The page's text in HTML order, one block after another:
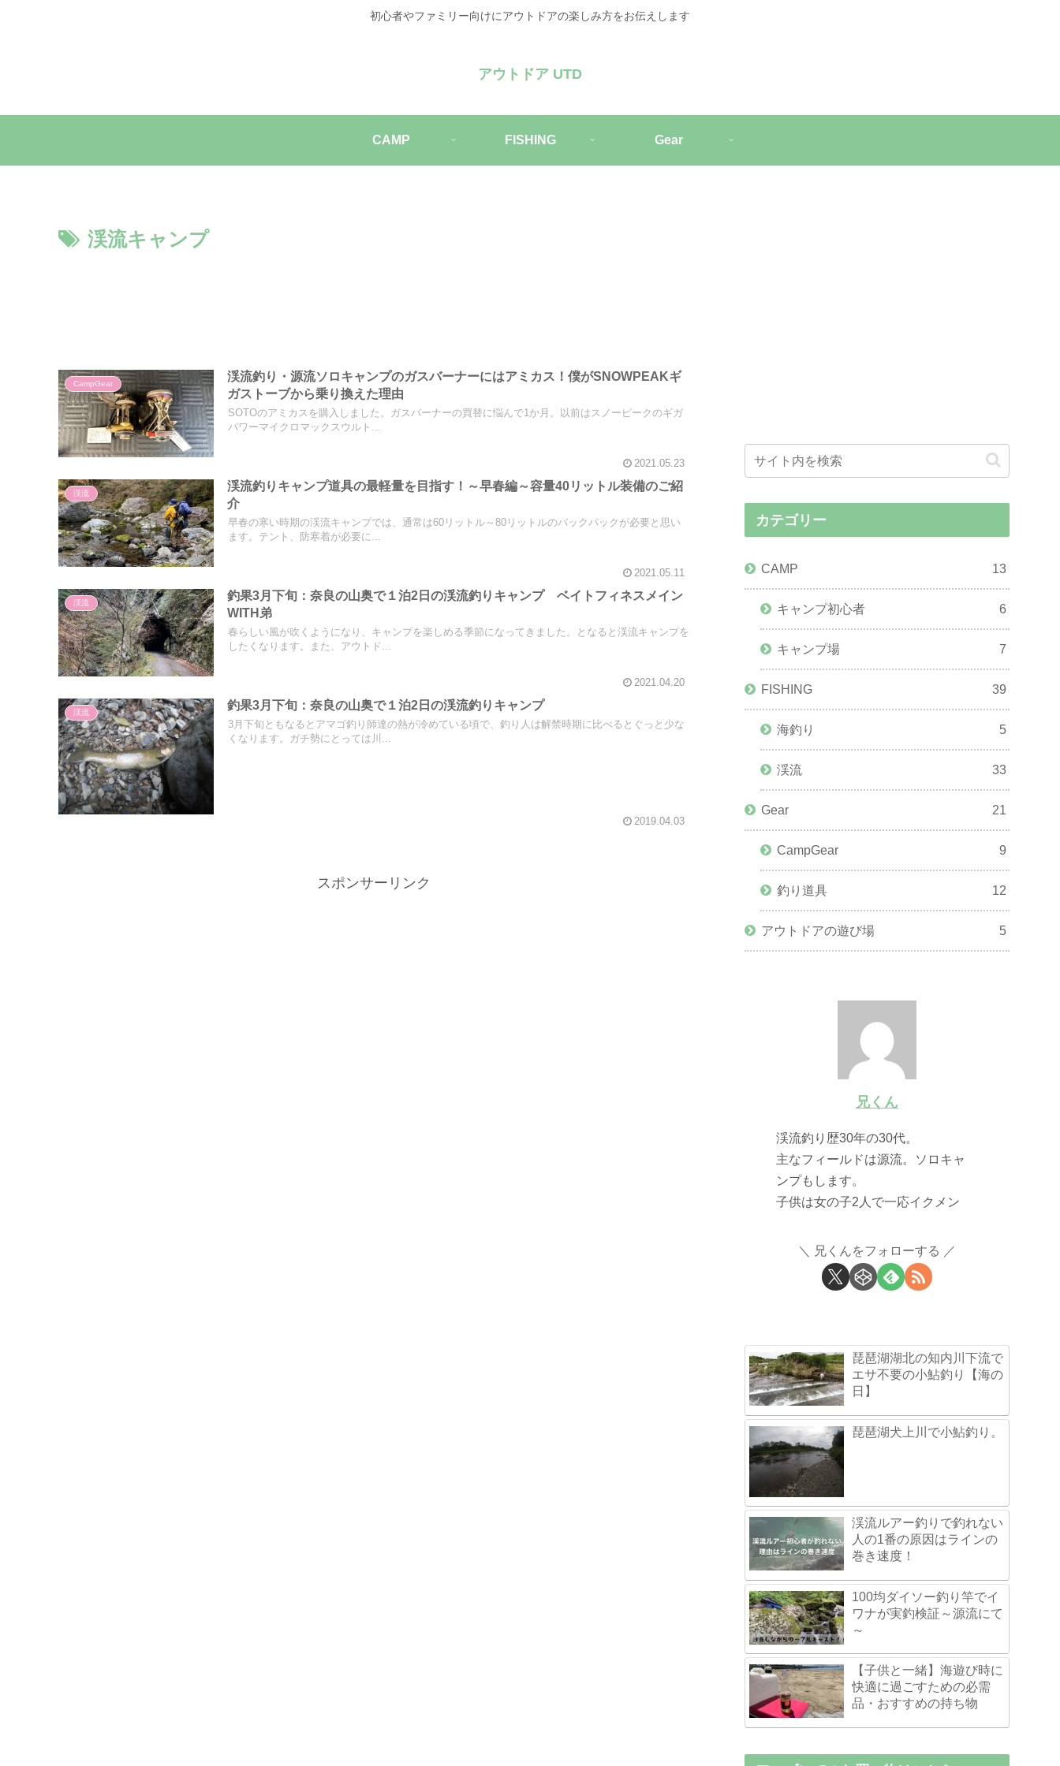
初心者やファミリー向けにアウトドアの楽しみ方をお伝えします
アウトドア UTD
CAMP FISHING Gear
渓流キャンプ
CampGear
渓流釣り・源流ソロキャンプのガスバーナーにはアミカス！僕がSNOWPEAKギ
ガストーブから乗り換えた理由
SOTOのアミカスを購入しました。ガスバーナーの買替に悩んで1か月。以前はスノーピークのギガ
パワーマイクロマックスウルト...
2021.05.23
渓流
渓流釣りキャンプ道具の最軽量を目指す！～早春編～容量40リットル装備のご紹
介
早春の寒い時期の渓流キャンプでは、通常は60リットル～80リットルのバックパックが必要と思い
ます。テント、防寒着が必要に...
2021.05.11
渓流
釣果3月下旬：奈良の山奥で１泊2日の渓流釣りキャンプ ベイトフィネスメイン
WITH弟
春らしい風が吹くようになり、キャンプを楽しめる季節になってきました。となると渓流キャンプを
したくなります。また、アウトド...
2021.04.20
渓流
釣果3月下旬：奈良の山奥で１泊2日の渓流釣りキャンプ
3月下旬ともなるとアマゴ釣り師達の熱が冷めている頃で、釣り人は解禁時期に比べるとぐっと少な
くなります。ガチ勢にとっては川...
2019.04.03
スポンサーリンク
カテゴリー
CAMP 13
キャンプ初心者 6
キャンプ場 7
FISHING 39
海釣り 5
渓流 33
Gear 21
CampGear 9
釣り道具 12
アウトドアの遊び場 5
兄くん
渓流釣り歴30年の30代。
主なフィールドは源流。ソロキャ
ンプもします。
子供は女の子2人で一応イクメン
兄くんをフォローする
琵琶湖湖北の知内川下流で
エサ不要の小鮎釣り【海の
日】
琵琶湖犬上川で小鮎釣り。
渓流ルアー釣りで釣れない
人の1番の原因はラインの
巻き速度！
100均ダイソー釣り竿でイ
ワナが実釣検証～源流にて
～
【子供と一緒】海遊び時に
快適に過ごすための必需
品・おすすめの持ち物